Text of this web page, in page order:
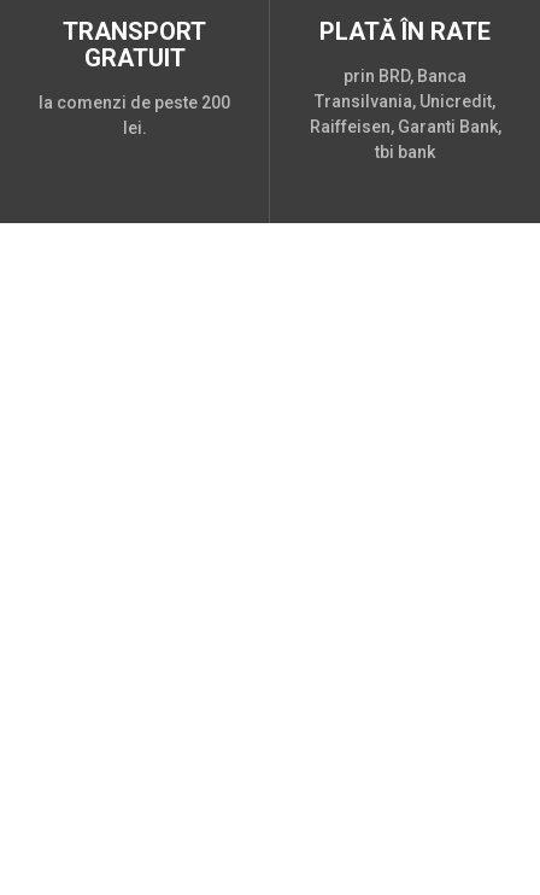
TRANSPORT
GRATUIT
la comenzi de peste 200
lei.
PLATĂ ÎN RATE
prin BRD, Banca
Transilvania, Unicredit,
Raiffeisen, Garanti Bank,
tbi bank